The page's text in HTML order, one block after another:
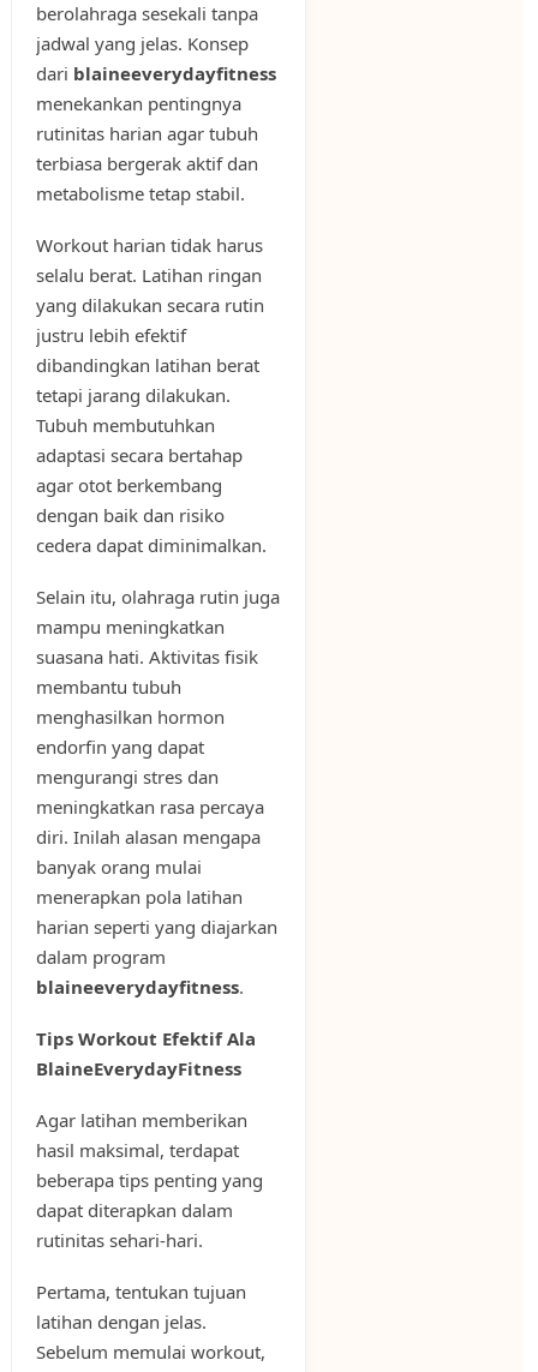
berolahraga sesekali tanpa
jadwal yang jelas. Konsep
dari blaineeverydayfitness
menekankan pentingnya
rutinitas harian agar tubuh
terbiasa bergerak aktif dan
metabolisme tetap stabil.
Workout harian tidak harus
selalu berat. Latihan ringan
yang dilakukan secara rutin
justru lebih efektif
dibandingkan latihan berat
tetapi jarang dilakukan.
Tubuh membutuhkan
adaptasi secara bertahap
agar otot berkembang
dengan baik dan risiko
cedera dapat diminimalkan.
Selain itu, olahraga rutin juga
mampu meningkatkan
suasana hati. Aktivitas fisik
membantu tubuh
menghasilkan hormon
endorfin yang dapat
mengurangi stres dan
meningkatkan rasa percaya
diri. Inilah alasan mengapa
banyak orang mulai
menerapkan pola latihan
harian seperti yang diajarkan
dalam program
blaineeverydayfitness.
Tips Workout Efektif Ala
BlaineEverydayFitness
Agar latihan memberikan
hasil maksimal, terdapat
beberapa tips penting yang
dapat diterapkan dalam
rutinitas sehari-hari.
Pertama, tentukan tujuan
latihan dengan jelas.
Sebelum memulai workout,